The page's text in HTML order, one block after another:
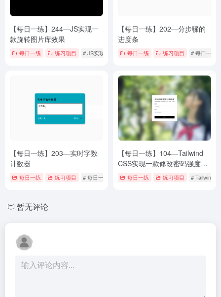
【每日一练】244—JS实现一
款旋转图片库效果
每日一练 练习项目 # JS实现旋转图片效果 # 每日一练
【每日一练】202—分步骤的
进度条
每日一练 练习项目 # 每日一练
【每日一练】203—实时字数
计数器
每日一练 练习项目 # 每日一练
【每日一练】104—Tailwind
CSS实现一款修改密码强度即
可查看图片清晰度的效果
每日一练 练习项目 # Tailwind
暂无评论